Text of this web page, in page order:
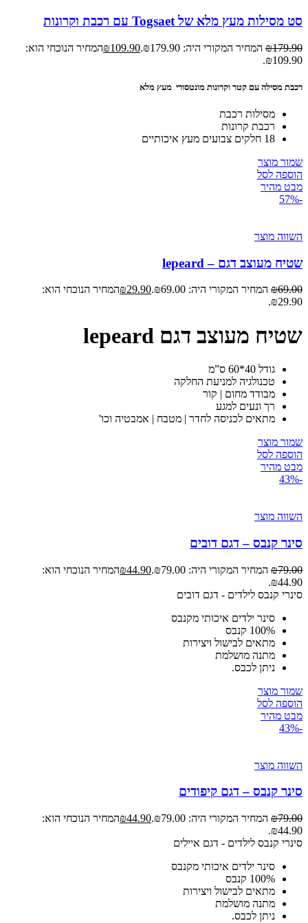
סט מסילות מעץ מלא של Togsaet עם רכבת וקרונות
₪179.90 המחיר המקורי היה: ₪179.90. ₪109.90
המחיר הנוכחי הוא:
₪109.90.
רכבת מסילה עם קטר וקרונות מונטסורי מעץ מלא
מסילות רכבת
רכבת קרונות
18 חלקים צבועים מעץ איכותיים
שמור מוצר
הוספה לסל
מבט מהיר
-57%
השווה מוצר
שטיח מעוצב דגם – lepeard
₪69.00 המחיר המקורי היה: ₪69.00. ₪29.90
המחיר הנוכחי הוא:
₪29.90.
שטיח מעוצב דגם lepeard
גודל 40*60 ס”מ
טכנולגיה למניעת החלקה
מבודד מחום | קור
רך ונעים למגע
מתאים לכניסה לחדר | מטבח | אמבטיה וכו'
שמור מוצר
הוספה לסל
מבט מהיר
-43%
השווה מוצר
סינר קנבס – דגם דובים
₪79.00 המחיר המקורי היה: ₪79.00. ₪44.90
המחיר הנוכחי הוא:
₪44.90.
סינרי קנבס לילדים - דגם דובים
סינר ילדים איכותי מקנבס
100% קנבס
מתאים לבישול ויצירות
מתנה מושלמת
ניתן לכבס.
שמור מוצר
הוספה לסל
מבט מהיר
-43%
השווה מוצר
סינר קנבס – דגם קיפודים
₪79.00 המחיר המקורי היה: ₪79.00. ₪44.90
המחיר הנוכחי הוא:
₪44.90.
סינרי קנבס לילדים - דגם איילים
סינר ילדים איכותי מקנבס
100% קנבס
מתאים לבישול ויצירות
מתנה מושלמת
ניתן לכבס.